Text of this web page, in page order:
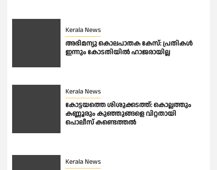
Kerala News
അഭിമന്യു കൊലപാതക കേസ്: പ്രതികൾ
ഇന്നും കോടതിയിൽ ഹാജരായില്ല
Kerala News
കോട്ടയത്തെ ശിശുക്കടത്ത്: കൊല്ലത്തും
കണ്ണൂരും കുഞ്ഞുങ്ങളെ വിറ്റതായി
പൊലീസ് കണ്ടെത്തല്‍
Kerala News